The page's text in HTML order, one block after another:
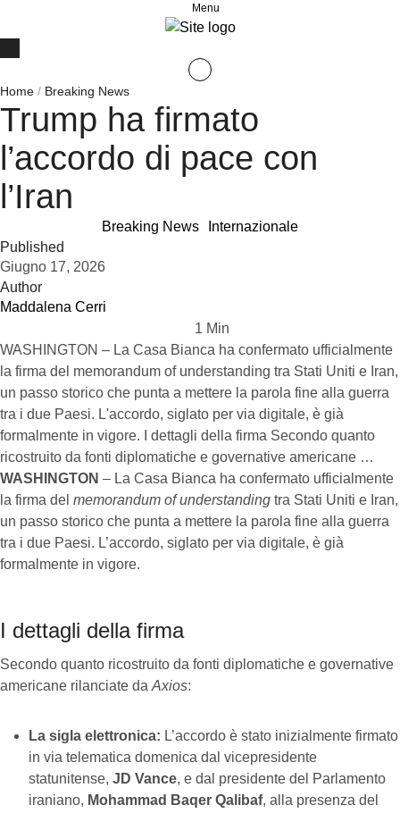
Menu
Home / Breaking News
Trump ha firmato
l’accordo di pace con
l’Iran
Breaking News
Internazionale
Published
Giugno 17, 2026
Author
Maddalena Cerri
1 Min
WASHINGTON – La Casa Bianca ha confermato ufficialmente
la firma del memorandum of understanding tra Stati Uniti e Iran,
un passo storico che punta a mettere la parola fine alla guerra
tra i due Paesi. L'accordo, siglato per via digitale, è già
formalmente in vigore. I dettagli della firma Secondo quanto
ricostruito da fonti diplomatiche e governative americane …
WASHINGTON – La Casa Bianca ha confermato ufficialmente
la firma del memorandum of understanding tra Stati Uniti e Iran,
un passo storico che punta a mettere la parola fine alla guerra
tra i due Paesi. L’accordo, siglato per via digitale, è già
formalmente in vigore.
I dettagli della firma
Secondo quanto ricostruito da fonti diplomatiche e governative
americane rilanciate da Axios:
La sigla elettronica: L’accordo è stato inizialmente firmato
in via telematica domenica dal vicepresidente
statunitense, JD Vance, e dal presidente del Parlamento
iraniano, Mohammad Baqer Qalibaf, alla presenza del